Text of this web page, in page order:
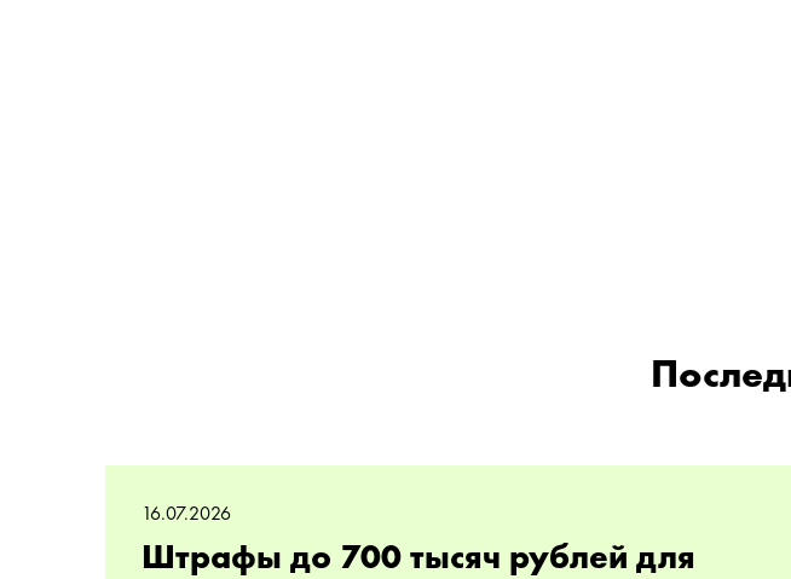
16.07.2026
Штрафы до 700 тысяч рублей для